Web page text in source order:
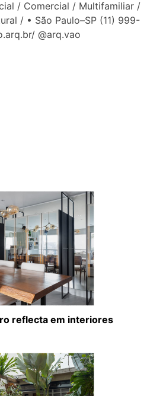
/ Comercial / Multifamiliar /
/ • São Paulo–SP (11) 999-
@arq.vao
reflecta em interiores